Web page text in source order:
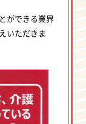
ができる業界
いただきま